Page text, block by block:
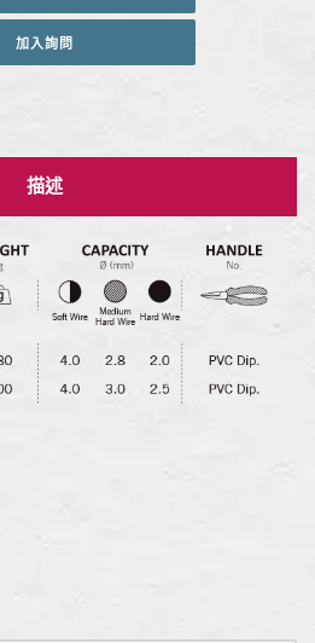
加入詢問
描述